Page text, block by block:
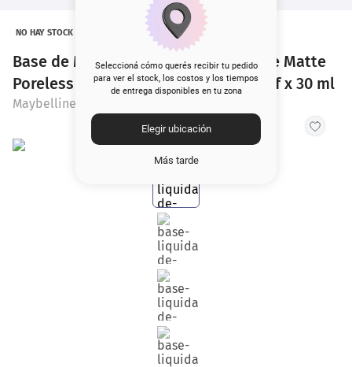
Seleccioná cómo querés recibir tu pedido
para ver el stock, los costos y los tiempos
de entrega disponibles en tu zona
Elegir ubicación
Más tarde
NO HAY STOCK
Base de Maquillaje Maybelline Fit Me Matte
Poreless Foundation 230 Natural Buff x 30 ml
Maybelline
5. corrector
rubor